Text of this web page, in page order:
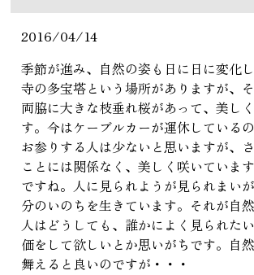
2016/04/14
季節が進み、自然の姿も日に日に変化
寺の多宝塔という場所がありますが、
両脇に大きな枝垂れ桜があって、美し
す。今はケーブルカーが運休している
お参りする人は少ないと思いますが、
ことには関係なく、美しく咲いていま
ですね。人に見られようが見られまい
分のいのちを生きています。それが自然
人はどうしても、誰かによく見られた
価をして欲しいとか思いがちです。自
舞えると良いのですが・・・